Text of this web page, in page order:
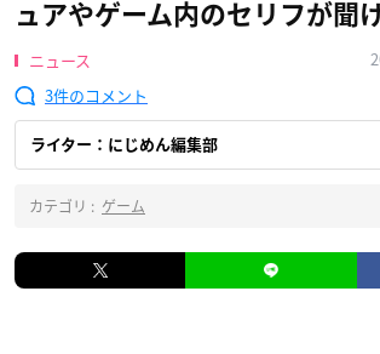
ュアやゲーム内のセリフが聞
ニュース
3
ライター：にじめん編集部
カテゴリ : ゲーム